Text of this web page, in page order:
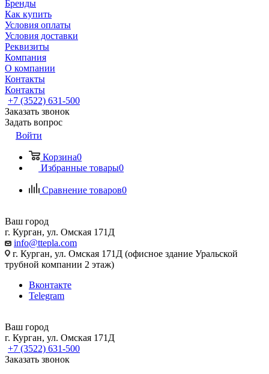
Бренды
Как купить
Условия оплаты
Условия доставки
Реквизиты
Компания
О компании
Контакты
Контакты
+7 (3522) 631-500
Заказать звонок
Задать вопрос
Войти
Корзина0
Избранные товары0
Сравнение товаров0
Ваш город
г. Курган, ул. Омская 171Д
info@ttepla.com
г. Курган, ул. Омская 171Д (офисное здание Уральской
трубной компании 2 этаж)
Вконтакте
Telegram
Ваш город
г. Курган, ул. Омская 171Д
+7 (3522) 631-500
Заказать звонок